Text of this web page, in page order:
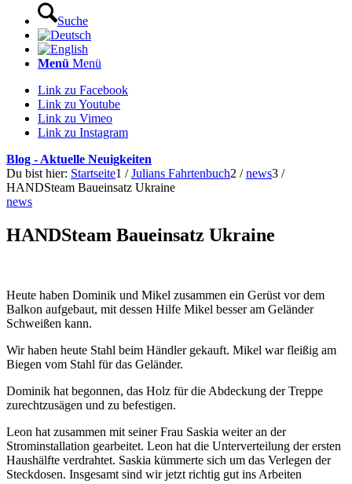
Suche
Menü Menü
Link zu Facebook
Link zu Youtube
Link zu Vimeo
Link zu Instagram
Blog - Aktuelle Neuigkeiten
Du bist hier: Startseite1 / Julians Fahrtenbuch2 / news3 /
HANDSteam Baueinsatz Ukraine
news
HANDSteam Baueinsatz Ukraine
Heute haben Dominik und Mikel zusammen ein Gerüst vor dem
Balkon aufgebaut, mit dessen Hilfe Mikel besser am Geländer
Schweißen kann.
Wir haben heute Stahl beim Händler gekauft. Mikel war fleißig am
Biegen vom Stahl für das Geländer.
Dominik hat begonnen, das Holz für die Abdeckung der Treppe
zurechtzusägen und zu befestigen.
Leon hat zusammen mit seiner Frau Saskia weiter an der
Strominstallation gearbeitet. Leon hat die Unterverteilung der ersten
Haushälfte verdrahtet. Saskia kümmerte sich um das Verlegen der
Steckdosen. Insgesamt sind wir jetzt richtig gut ins Arbeiten